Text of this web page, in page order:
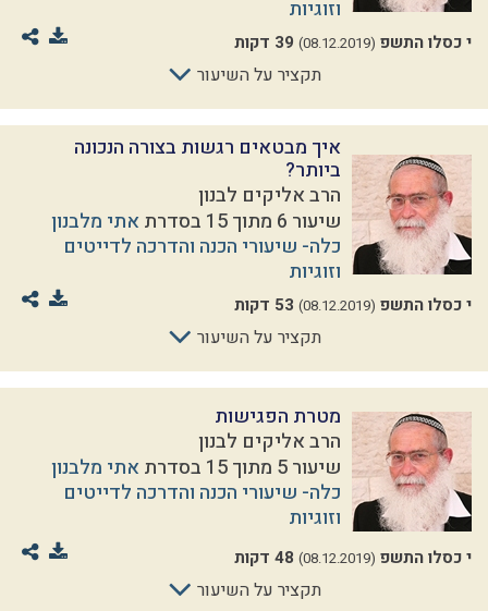
וזוגיות
י כסלו התשפ (08.12.2019) 39 דקות
תקציר על השיעור
איך מבטאים רגשות בצורה הנכונה
ביותר?
הרב אליקים לבנון
שיעור 6 מתוך 15 בסדרת
אתי מלבנון
כלה- שיעורי הכנה והדרכה לדייטים
וזוגיות
י כסלו התשפ (08.12.2019) 53 דקות
תקציר על השיעור
מטרת הפגישות
הרב אליקים לבנון
שיעור 5 מתוך 15 בסדרת
אתי מלבנון
כלה- שיעורי הכנה והדרכה לדייטים
וזוגיות
י כסלו התשפ (08.12.2019) 48 דקות
תקציר על השיעור